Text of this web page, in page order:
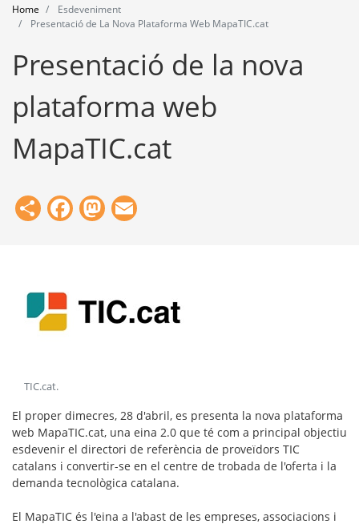
Training
Tools
Home
Esdeveniment
Presentació de La Nova Plataforma Web MapaTIC.cat
Presentació de la nova
plataforma web
MapaTIC.cat
ShareFacebook
Mastodon
TIC.cat.
El proper dimecres, 28 d'abril, es presenta la nova plataforma
web MapaTIC.cat, una eina 2.0 que té com a principal objectiu
esdevenir el directori de referència de proveïdors TIC
catalans i convertir-se en el centre de trobada de l'oferta i la
demanda tecnològica catalana.
El MapaTIC és l'eina a l'abast de les empreses, associacions i